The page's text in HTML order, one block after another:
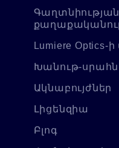
Գաղտնիության
Lumiere Optics-
Խանութ-
Ակնաբույժներ
Լիցենզիա
Բլոգ